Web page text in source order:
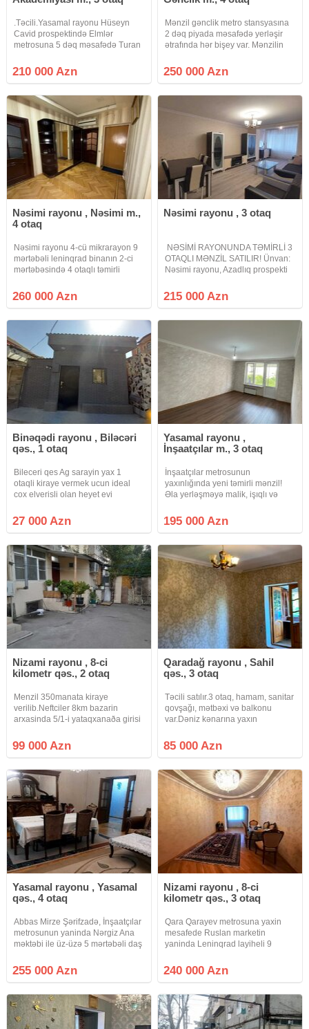
.Təcili.Yasamal rayonu Hüseyn
Cavid prospektində Elmlər
metrosuna 5 dəq məsafədə Turan
5\2-ci mərtəbəsində 3 otağlı təmirli
mənzil satılır.Qaz su işıq
ücün
210 000 Azn
Mənzil gənclik metro stansyasına
2 dəq piyada məsafədə yerləşir
ətrafında hər bişey var. Mənzilin
250 000 Azn
Nəsimi rayonu , Nəsimi m.,
4 otaq
Nəsimi rayonu 4-cü mikrarayon 9
mərtəbəli leninqrad binanın 2-ci
mərtəbəsində 4 otaqlı təmirli
əla yerdədir metrolara yaxın
dayanacaglara yaxın.
260 000 Azn
Nəsimi rayonu , 3 otaq
​ NƏSİMİ RAYONUNDA TƏMİRLİ 3
OTAQLI MƏNZİL SATILIR! ​ Ünvan:
Nəsimi rayonu, Azadlıq prospekti
kəsişməsi Sahə: 80 kv.m Mərtəbə:
5/3 Otaq sayı: 3 otaq Təmir: Təzə
215 000 Azn
Binəqədi rayonu , Biləcəri
qəs., 1 otaq
Bileceri qes Ag sarayin yax 1
otaqli kiraye vermek ucun ideal
cox elverisli olan heyet evi
aliciya endirim olunacaq. Qiymet
27000 Azn
27 000 Azn
Yasamal rayonu ,
İnşaatçılar m., 3 otaq
İnşaatçılar metrosunun
yaxınlığında yeni təmirli mənzil!
Əla yerləşməyə malik, işıqlı və
satışdadır. Yeni təmir Kombi istilik
sistemi Qaz, su, işıq daimidir
195 000 Azn
Nizami rayonu , 8-ci
kilometr qəs., 2 otaq
Menzil 350manata kiraye
verilib.Neftciler 8km bazarin
arxasinda 5/1-i yataqxanaða girisi
kv artirmasi olan kupcali menzil
satilir.masin saxlamaga heyetide
99 000 Azn
Qaradağ rayonu , Sahil
qəs., 3 otaq
Təcili satılır.3 otaq, hamam, sanitar
qovşağı, mətbəxi və balkonu
var.Dəniz kənarına yaxın
artıq əşyaları yığmaq üçün tikili
ərazisi var.Avtobus dayanacağı
85 000 Azn
Yasamal rayonu , Yasamal
qəs., 4 otaq
Abbas Mirze Şərifzadə, İnşaatçılar
metrosunun yaninda Nərgiz Ana
məktəbi ile üz-üzə 5 mərtəbəli daş
mertebesinde qanuni 4 otaqli
mənzil satilir. Otaqlar ayrıdır, 7
255 000 Azn
Nizami rayonu , 8-ci
kilometr qəs., 3 otaq
Qara Qarayev metrosuna yaxin
mesafede Ruslan marketin
yaninda Leninqrad layiheli 9
mertebesinde 3 otaqli menzil
mebelleriyle birlikde
goturulecek.Qaz su iwiq
240 000 Azn